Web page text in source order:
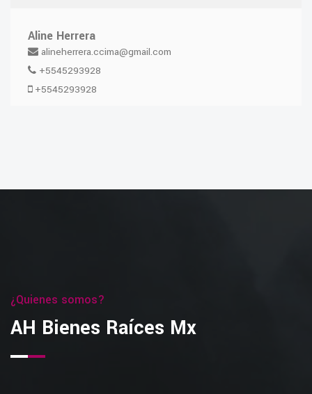
Aline Herrera
alineherrera.ccima@gmail.com
+5545293928
+5545293928
¿Quienes somos?
AH Bienes Raíces Mx